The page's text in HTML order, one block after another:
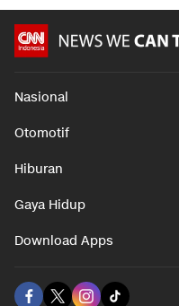
Nasional
Otomotif
Hiburan
Gaya Hidup
Download Apps